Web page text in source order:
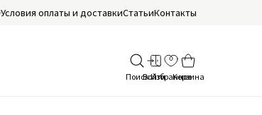
Условия оплаты и доставкиСтатьиКонтакты